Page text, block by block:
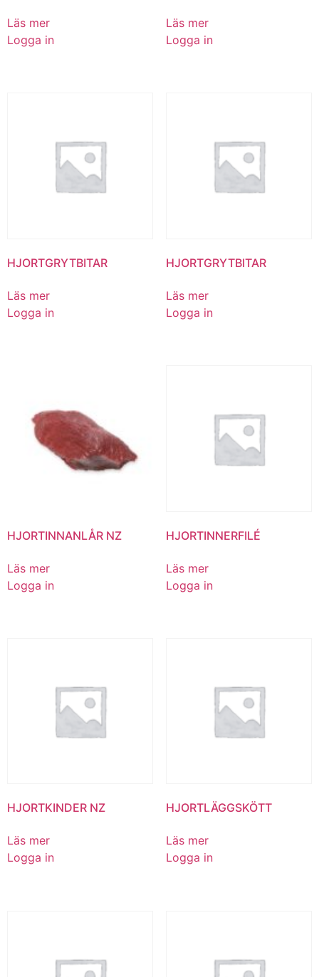
Läs mer
Logga in
Läs mer
Logga in
HJORTGRYTBITAR
Läs mer
Logga in
HJORTGRYTBITAR
Läs mer
Logga in
HJORTINNANLÅR NZ
Läs mer
Logga in
HJORTINNERFILÉ
Läs mer
Logga in
HJORTKINDER NZ
Läs mer
Logga in
HJORTLÄGGSKÖTT
Läs mer
Logga in